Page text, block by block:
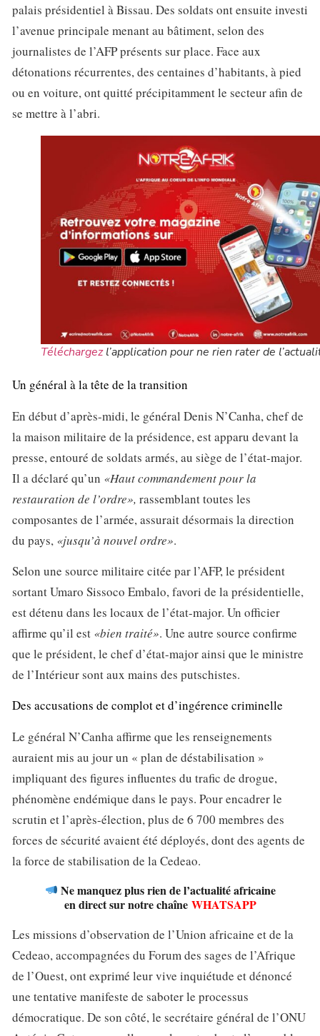
palais présidentiel à Bissau. Des soldats ont ensuite investi
l’avenue principale menant au bâtiment, selon des
journalistes de l’AFP présents sur place. Face aux
détonations récurrentes, des centaines d’habitants, à pied
ou en voiture, ont quitté précipitamment le secteur afin de
se mettre à l’abri.
Téléchargezl’application pour ne rien rater de
Un général à la tête de la transition
En début d’après-midi, le général Denis N’Canha, chef de
la maison militaire de la présidence, est apparu devant la
presse, entouré de soldats armés, au siège de l’état-major.
Il a déclaré qu’un «Haut commandement pour la
restauration de l’ordre», rassemblant toutes les
composantes de l’armée, assurait désormais la direction
du pays, «jusqu’à nouvel ordre».
Selon une source militaire citée par l’AFP, le président
sortant Umaro Sissoco Embalo, favori de la présidentielle,
est détenu dans les locaux de l’état-major. Un officier
affirme qu’il est «bien traité». Une autre source confirme
que le président, le chef d’état-major ainsi que le ministre
de l’Intérieur sont aux mains des putschistes.
Des accusations de complot et d’ingérence criminelle
Le général N’Canha affirme que les renseignements
auraient mis au jour un « plan de déstabilisation »
impliquant des figures influentes du trafic de drogue,
phénomène endémique dans le pays. Pour encadrer le
scrutin et l’après-élection, plus de 6 700 membres des
forces de sécurité avaient été déployés, dont des agents de
la force de stabilisation de la Cedeao.
Ne manquez plus rien de l’actualité africaine
en direct sur notre chaîne WHATSAPP
Les missions d’observation de l’Union africaine et de la
Cedeao, accompagnées du Forum des sages de l’Afrique
de l’Ouest, ont exprimé leur vive inquiétude et dénoncé
une tentative manifeste de saboter le processus
démocratique. De son côté, le secrétaire général de l’ONU